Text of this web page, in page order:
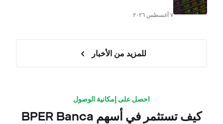
٧ أغسطس ٢٠٢٦
للمزيد من الأخبار
احصل على إمكانية الوصول
كيف تستثمر في أسهم BPER Banca